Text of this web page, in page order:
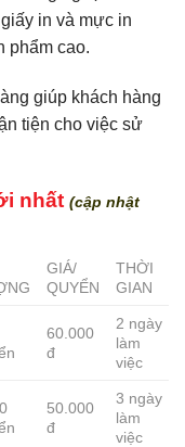
in và mực in
phẩm cao.
giúp khách hàng
tiện cho việc sử
nhất (cập nhật
GIÁ/
QUYỂN
THỜI
GIAN
60.000
đ
2 ngày
làm
việc
50.000
đ
3 ngày
làm
việc